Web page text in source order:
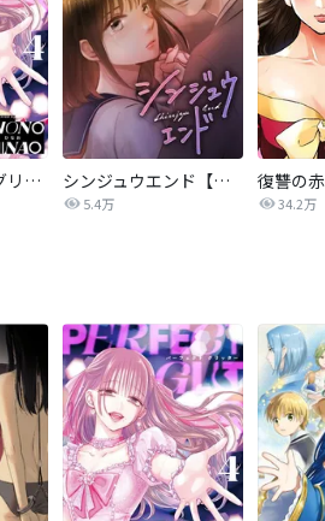
パーフェクトグリッター シンジュウエンド【タテヨミ】
5.4万 34.2万